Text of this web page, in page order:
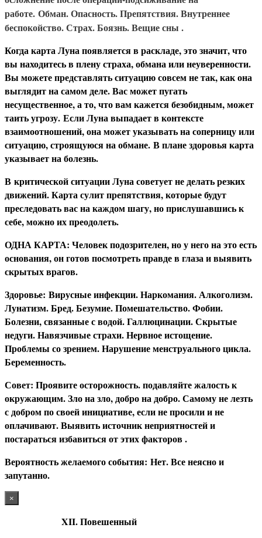
работе. Обман. Опасность. Препятствия. Внутреннее
беспокойство. Страх. Боязнь. Вещие сны .
Когда карта Луна появляется в раскладе, это значит, что
вы находитесь в плену страха, обмана или неуверенности.
Вы можете представлять ситуацию совсем не так, как она
выглядит на самом деле. Вас может пугать
несущественное, а то, что вам кажется безобидным, может
таить угрозу. Если Луна выпадает в контексте
взаимоотношений, она может указывать на соперницу или
ситуацию, строящуюся на обмане. В плане здоровья карта
указывает на болезнь.
В критической ситуации Луна советует не делать резких
движений. Карта сулит препятствия, которые будут
преследовать вас на каждом шагу, но прислушавшись к
себе, можно их преодолеть.
ОДНА КАРТА: Человек подозрителен, но у него на это есть
основания, он готов посмотреть правде в глаза и выявить
скрытых врагов.
Здоровье: Вирусные инфекции. Наркомания. Алкоголизм.
Лунатизм. Бред. Безумие. Помешательство. Фобии.
Болезни, связанные с водой. Галлюцинации. Скрытые
недуги. Навязчивые страхи. Нервное истощение.
Проблемы со зрением. Нарушение менструального цикла.
Беременность.
Совет: Проявите осторожность. подавляйте жалость к
окружающим. Зло на зло, добро на добро. Самому не лезть
с добром по своей инициативе, если не просили и не
оплачивают. Выявить источник неприятностей и
постараться избавиться от этих факторов .
Вероятность желаемого события: Нет. Все неясно и
запутанно.
×
XII. Повешенный